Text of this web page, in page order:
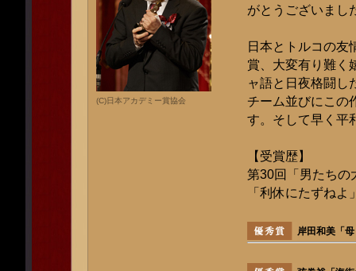
(C)日本アカデミー賞協会
がとうございまし
日本とトルコの友
賞、大変有り難く
ャ語と日夜格闘し
チーム並びにこの
す。そして早く平
【受賞歴】
第30回「男たちの
「利休にたずね
岸田和美「